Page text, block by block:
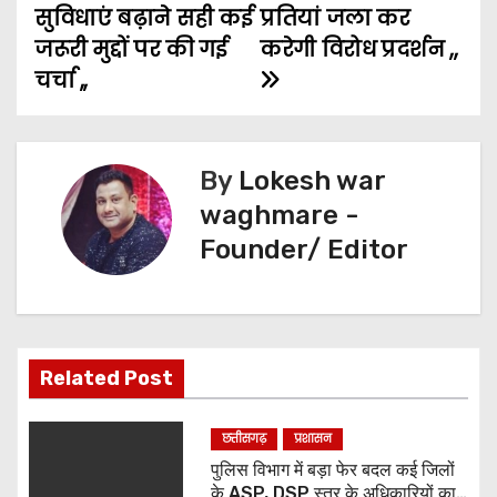
k
p
e
r
m
t
n
a
a
t
i
प्रतियां जला कर
करेगी विरोध प्रदर्शन ,,
सुविधाएं बढ़ाने सही कई
जरूरी मुद्दों पर की गई
चर्चा ,,
By Lokesh war
waghmare -
Founder/ Editor
Related Post
छत्तीसगढ़ प्रशासन
पुलिस विभाग में बड़ा फेर बदल कई जिलों